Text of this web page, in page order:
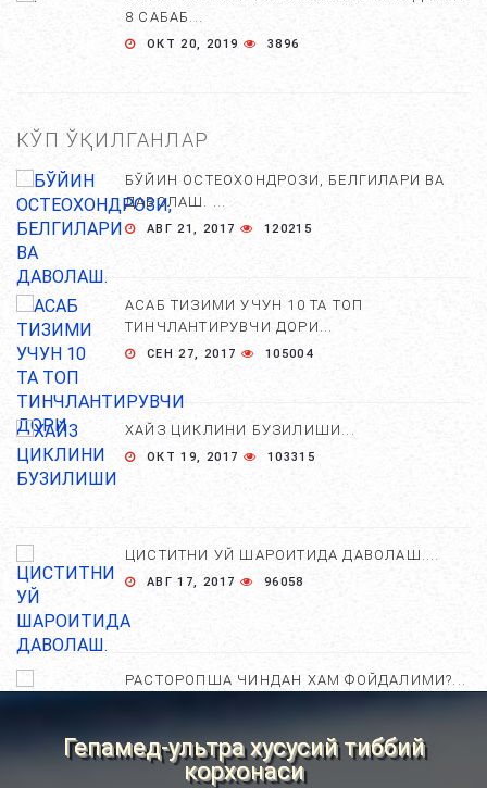
8 САБАБ...
ОКТ 20, 2019 3896
КЎП ЎҚИЛГАНЛАР
БЎЙИН ОСТЕОХОНДРОЗИ, БЕЛГИЛАРИ ВА
ДАВОЛАШ. ...
АВГ 21, 2017 120215
АСАБ ТИЗИМИ УЧУН 10 ТА ТОП
ТИНЧЛАНТИРУВЧИ ДОРИ...
СЕН 27, 2017 105004
ХАЙЗ ЦИКЛИНИ БУЗИЛИШИ...
ОКТ 19, 2017 103315
ЦИСТИТНИ УЙ ШАРОИТИДА ДАВОЛАШ....
АВГ 17, 2017 96058
РАСТОРОПША ЧИНДАН ХАМ ФОЙДАЛИМИ?...
Гепамед-ультра хусусий тиббий
корхонаси